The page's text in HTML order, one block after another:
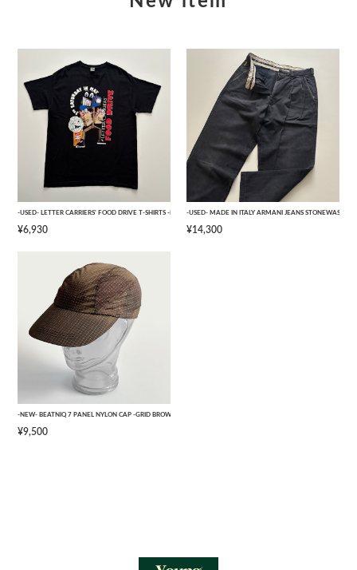
-USED- LETTER CARRIERS' FOOD DRIVE T-SHIRTS -BLACK- [L]
¥6,930
-USED- MADE IN ITALY ARMANI JEANS
¥14,300
-NEW- BEATNIQ 7 PANEL NYLON CAP -GRID BROWN CAMOUFLAGE- [ONE SIZE]
¥9,500